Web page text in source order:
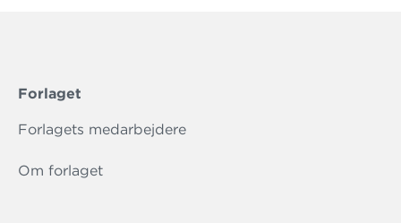
Forlaget
Forlagets medarbejdere
Om forlaget